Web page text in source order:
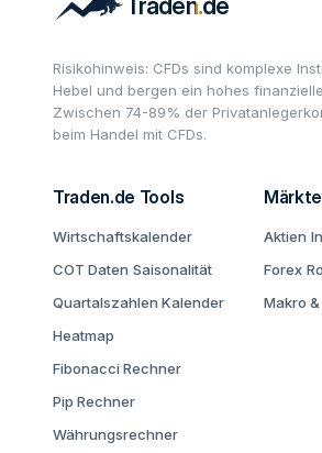
Risikohinweis: CFDs sind komplexe
Hebel und bergen ein hohes
Zwischen 74-89% der
beim Handel mit CFDs.
Traden.de Tools
Wirtschaftskalender
COT Daten Saisonalität
Quartalszahlen Kalender
Heatmap
Fibonacci Rechner
Pip Rechner
Währungsrechner
Märkte
Aktien
Forex
Makro